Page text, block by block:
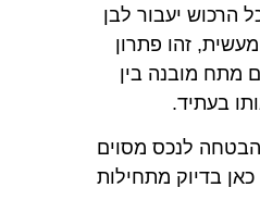
הרכוש יעבור לבן
זהו פתרון
מתח מובנה בין
בעתיד.
הבטחה לנכס מסוים
בדיוק מתחילות